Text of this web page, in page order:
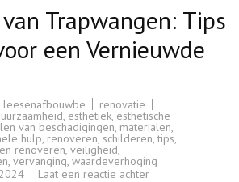
Trapwangen: Tips
een Vernieuwde
leesenafbouwbe
renovatie
, esthetiek, esthetische
van beschadigingen, materialen,
hulp, renoveren, schilderen,tips,
renoveren, veiligheid,
, vervanging, waardeverhoging
Laat een reactie achterop